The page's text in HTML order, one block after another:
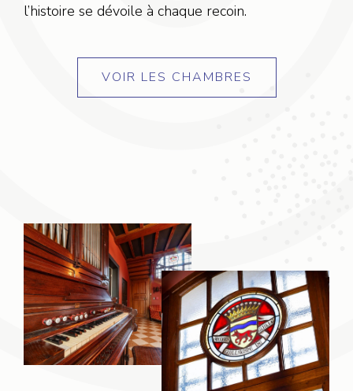
l’histoire se dévoile à chaque recoin.
VOIR LES CHAMBRES